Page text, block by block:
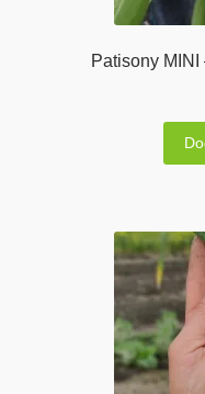
Patisony MINI